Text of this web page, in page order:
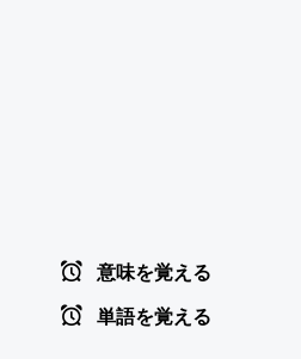
意味を覚える
単語を覚える